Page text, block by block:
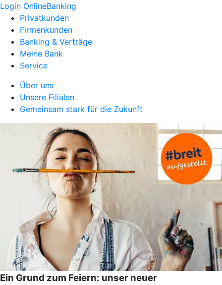
Login OnlineBanking
Privatkunden
Firmenkunden
Banking & Verträge
Meine Bank
Service
Über uns
Unsere Filialen
Gemeinsam stark für die Zukunft
Ein Grund zum Feiern: unser neuer